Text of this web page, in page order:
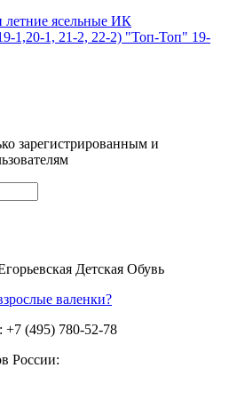
летние ясельные ИК
1,20-1, 21-2, 22-2) "Топ-Топ" 19-
зарегистрированным и
Детская Обувь
валенки?
+7 (495) 780-52-78
России: